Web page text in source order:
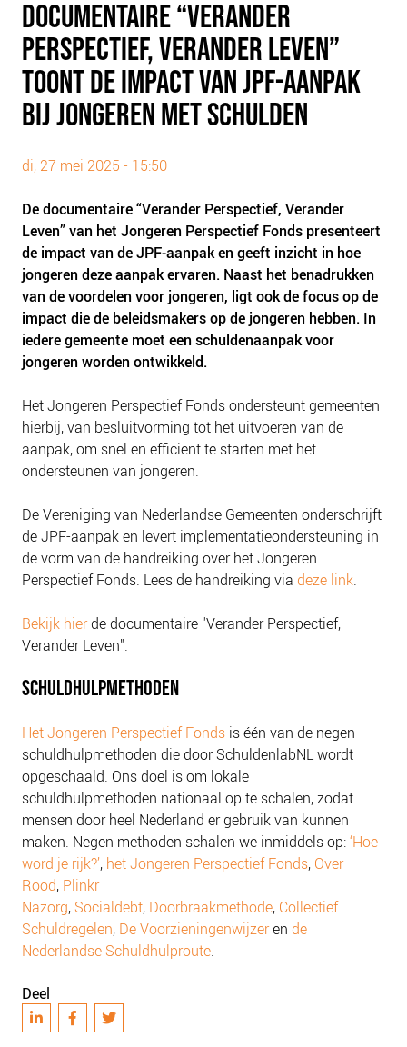
PLINKR NAZORG
SOCIALDEBT
DOORBRAAKMETHODE
DE VOORZIENINGENWIJZER
NEDERLANDSE SCHULDHULPROUTE (NSR)
OVER ONS
VISIE EN MISSIE
HET TEAM
ONZE PARTNERS
VACATURES
IN DE MEDIA
OVER NCFG
NIEUWS
BLOGS
DOCUMENTAIRE “VERANDER
PERSPECTIEF, VERANDER LEVEN”
TOONT DE IMPACT VAN JPF-AANPAK
BIJ JONGEREN MET SCHULDEN
di, 27 mei 2025 - 15:50
De documentaire “Verander Perspectief, Verander
Leven” van het Jongeren Perspectief Fonds presenteert
de impact van de JPF-aanpak en geeft inzicht in hoe
jongeren deze aanpak ervaren. Naast het benadrukken
van de voordelen voor jongeren, ligt ook de focus op de
impact die de beleidsmakers op de jongeren hebben. In
iedere gemeente moet een schuldenaanpak voor
jongeren worden ontwikkeld.
Het Jongeren Perspectief Fonds ondersteunt gemeenten
hierbij, van besluitvorming tot het uitvoeren van de
aanpak, om snel en efficiënt te starten met het
ondersteunen van jongeren.
De Vereniging van Nederlandse Gemeenten onderschrijft
de JPF-aanpak en levert implementatieondersteuning in
de vorm van de handreiking over het Jongeren
Perspectief Fonds. Lees de handreiking via deze link.
Bekijk hierde documentaire "Verander Perspectief,
Verander Leven".
SCHULDHULPMETHODEN
Het Jongeren Perspectief Fonds is één van de negen
schuldhulpmethoden die door SchuldenlabNL wordt
opgeschaald. Ons doel is om lokale
schuldhulpmethoden nationaal op te schalen, zodat
mensen door heel Nederland er gebruik van kunnen
maken. Negen methoden schalen we inmiddels op:‘Hoe
word je rijk?’, het Jongeren Perspectief Fonds, Over
Rood, Plinkr
Nazorg, Socialdebt, Doorbraakmethode, Collectief
Schuldregelen, De Voorzieningenwijzeren de
Nederlandse Schuldhulproute.
Deel